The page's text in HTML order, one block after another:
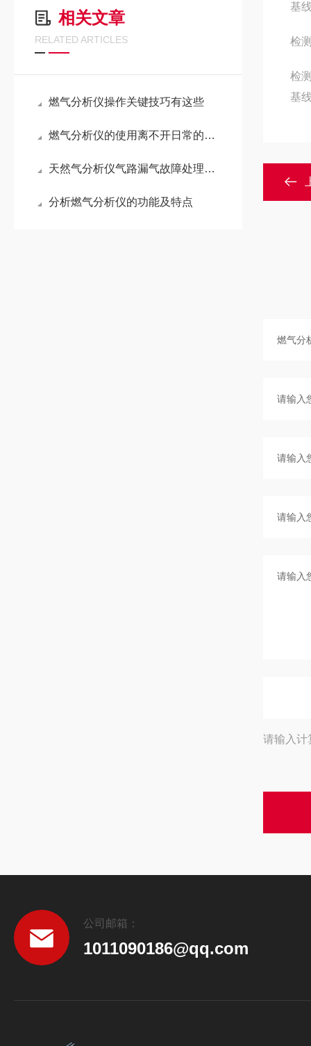
相关文章
RELATED ARTICLES
燃气分析仪操作关键技巧有这些
燃气分析仪的使用离不开日常的保养！
天然气分析仪气路漏气故障处理方法
分析燃气分析仪的功能及特点
基
检
检
基
请输入计
公司邮箱：
1011090186@qq.com